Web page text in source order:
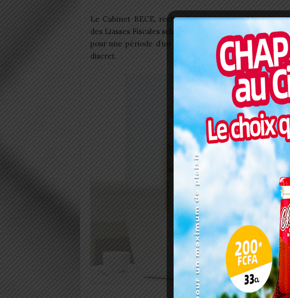
Le Cabinet BECE, recherche un(e) comptable qui
des Liasses Fiscales selon Syscoada Révisé ; C’est à
pour une période d’un mois et deuxsemaines
, avec
discret.